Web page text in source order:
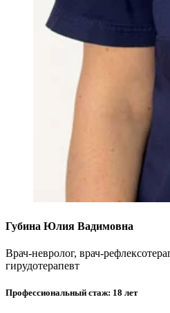
Губина Юлия Вадимовна
Врач-невролог, врач-
гирудотерапевт
Профессиональный стаж: 18 лет